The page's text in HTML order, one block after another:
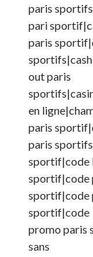
paris
pari
paris
out paris
en
paris
paris
sportif|code
sportif|code
sportif|code
sportif|code
promo paris
sans